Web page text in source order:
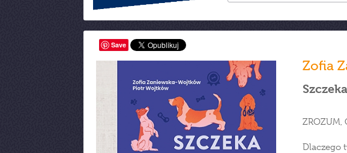
Save
Zofia
ZROZUM,
Dlaczego